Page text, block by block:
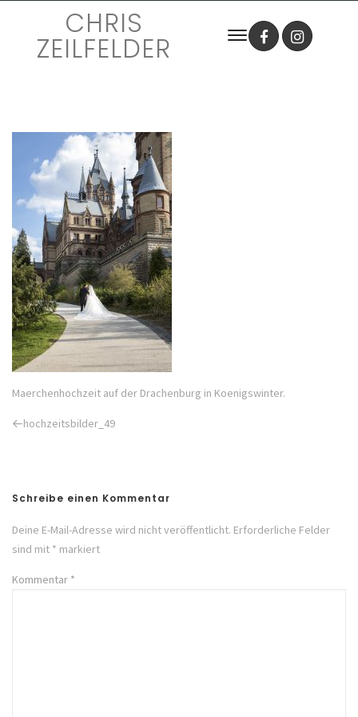
CHRIS
ZEILFELDER
Maerchenhochzeit auf der Drachenburg in Koenigswinter.
Previous
hochzeitsbilder_49
Schreibe einen Kommentar
Deine E-Mail-Adresse wird nicht veröffentlicht. Erforderliche Felder
sind mit * markiert
Kommentar *